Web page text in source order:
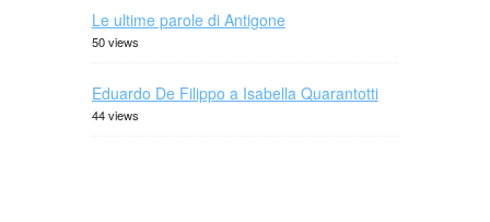
Le ultime parole di Antigone
50 views
Eduardo De Filippo a Isabella Quarantotti
44 views